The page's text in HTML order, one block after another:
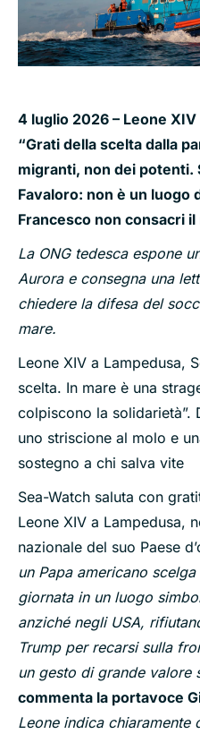
4 luglio 2026 – Leone
“Grati della scelta dalla
migranti, non dei potenti.
Favaloro: non è un luogo
Francesco non consacri il
La ONG tedesca espone
Aurora e consegna una
chiedere la difesa del
mare.
Leone XIV a Lampedusa,
scelta. In mare è una
colpiscono la solidarietà”.
uno striscione al molo e
sostegno a chi salva vite
Sea-Watch saluta con
Leone XIV a Lampedusa,
nazionale del suo Paese
un Papa americano
giornata in un luogo
anziché negli USA,
Trump per recarsi sulla
un gesto di grande valore
commenta la portavoce
Leone indica chiaramente